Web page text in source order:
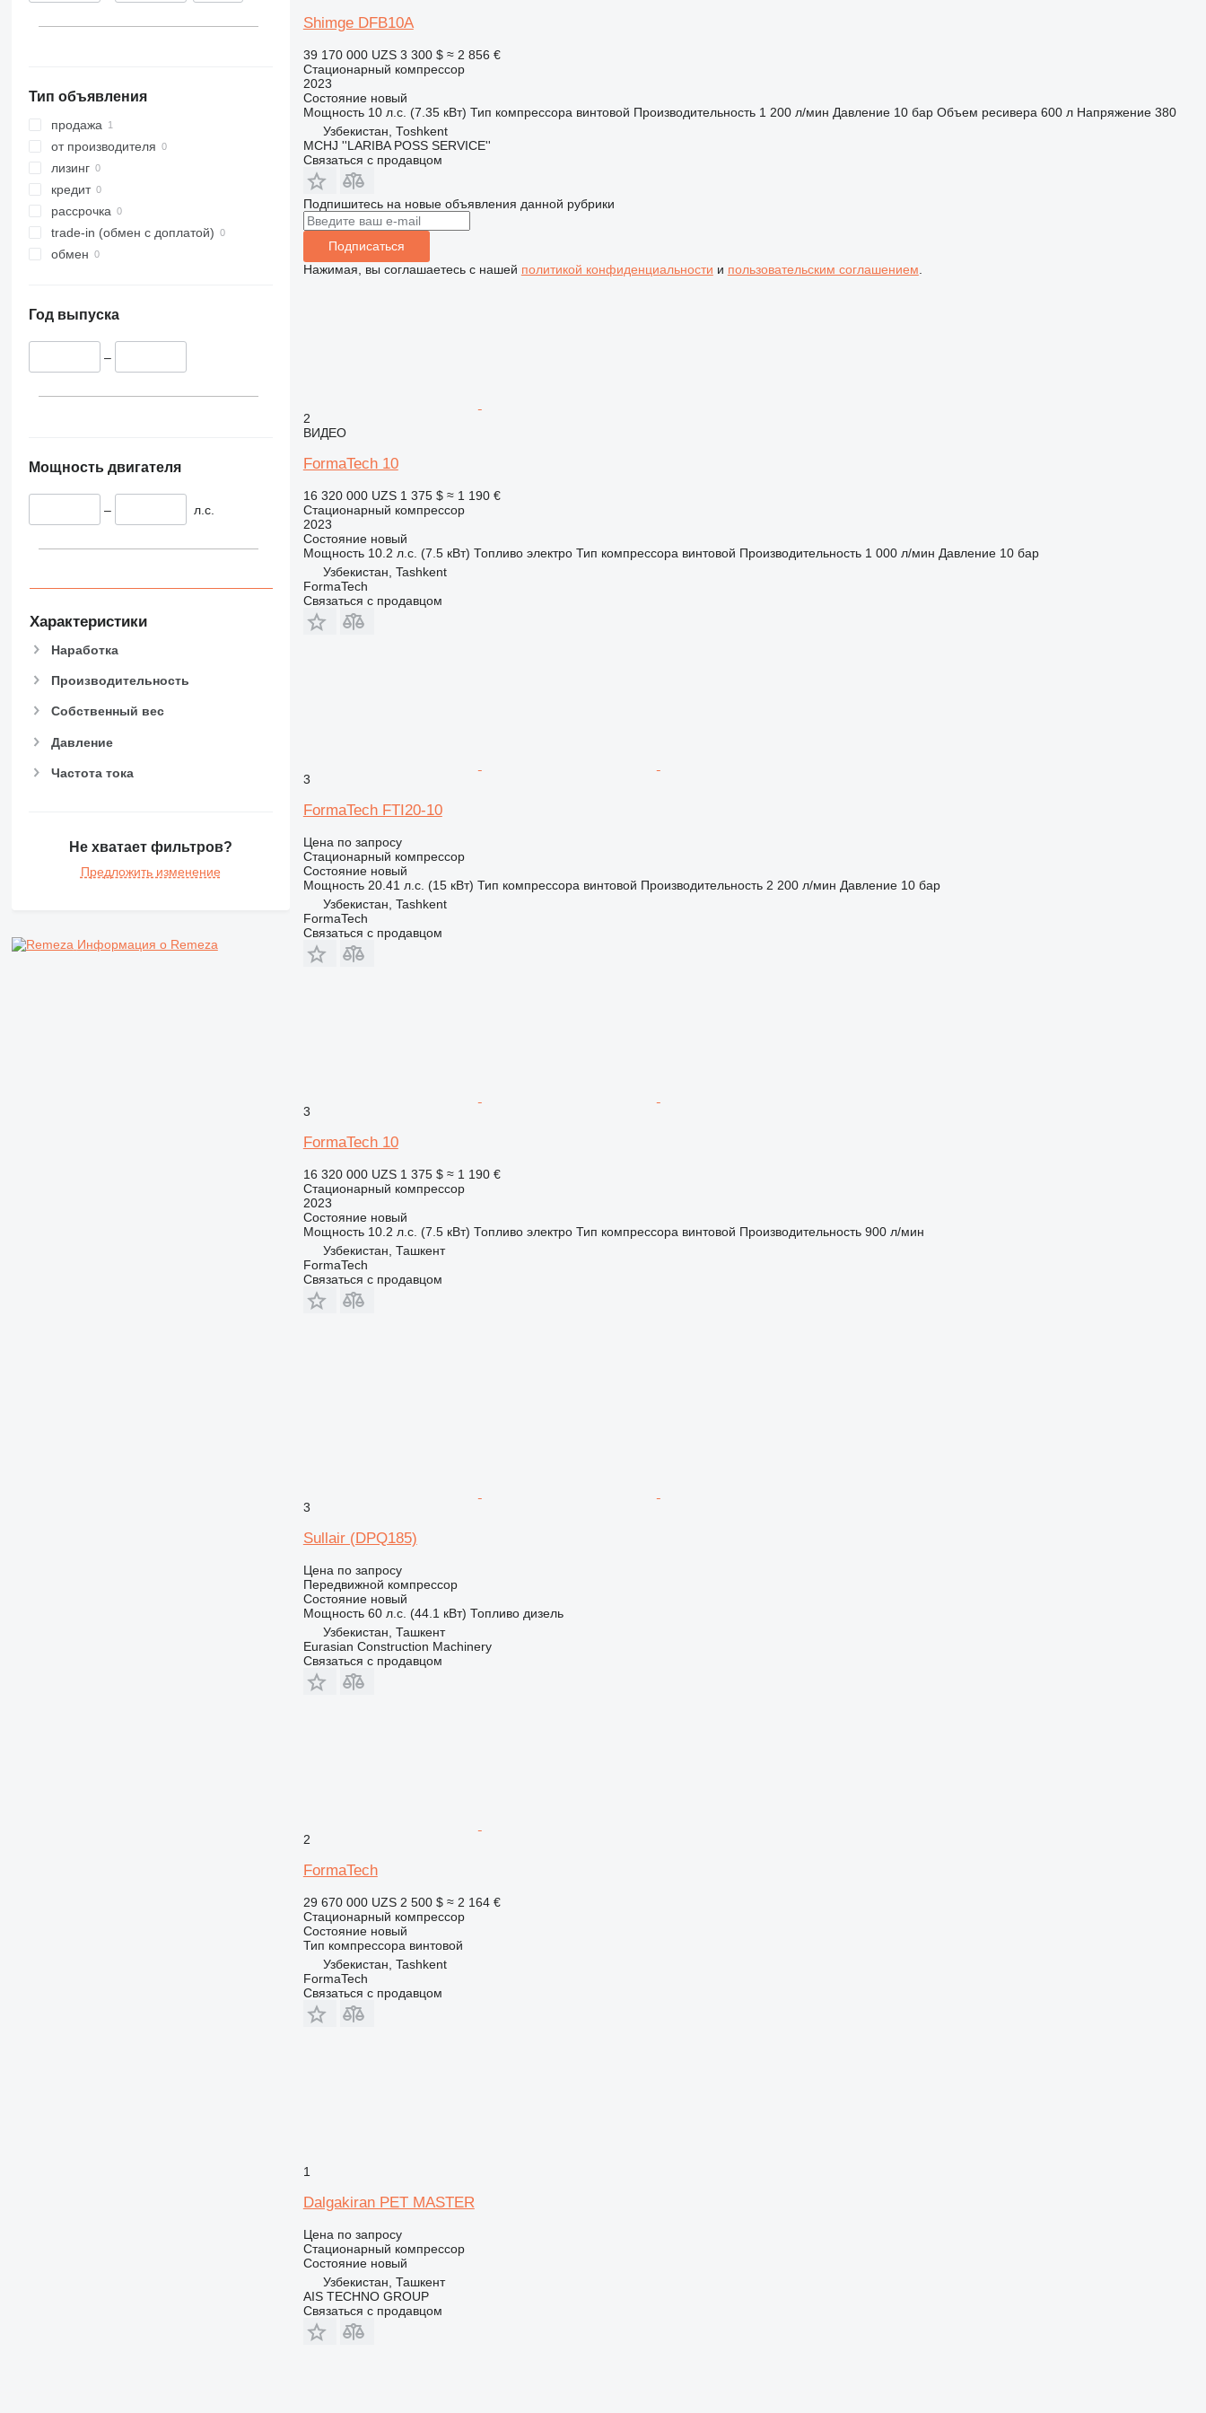
Тип объявления
продажа
от производителя
лизинг
кредит
рассрочка
trade-in (обмен с доплатой)
обмен
Год выпуска
–
Мощность двигателя
– л.с.
Характеристики
Наработка
Производительность
Собственный вес
Давление
Частота тока
Не хватает фильтров?
Предложить изменение
Информация о Remeza
Shimge DFB10A
39 170 000 UZS 3 300 $ ≈ 2 856 €
Стационарный компрессор
2023
Состояниеновый
Мощность 10 л.с. (7.35 кВт) Тип компрессора винтовой Производительность 1 200 л/мин Давление 10 бар Объем ресивера 600 л Напряжение 380
Узбекистан, Тоshkent
MCHJ ''LARIBA POSS SERVICE''
Связаться с продавцом
Подпишитесь на новые объявления данной рубрики
Подписаться
Нажимая, вы соглашаетесь с нашей политикой конфиденциальности и пользовательским соглашением
2
ВИДЕО
FormaTech 10
16 320 000 UZS 1 375 $ ≈ 1 190 €
Стационарный компрессор
2023
Состояниеновый
Мощность 10.2 л.с. (7.5 кВт) Топливо электро Тип компрессора винтовой Производительность 1 000 л/мин Давление 10 бар
Узбекистан, Tashkent
FormaTech
Связаться с продавцом
3
FormaTech FTI20-10
Цена по запросу
Стационарный компрессор
Состояниеновый
Мощность 20.41 л.с. (15 кВт) Тип компрессора винтовой Производительность 2 200 л/мин Давление 10 бар
Узбекистан, Tashkent
FormaTech
Связаться с продавцом
3
FormaTech 10
16 320 000 UZS 1 375 $ ≈ 1 190 €
Стационарный компрессор
2023
Состояниеновый
Мощность 10.2 л.с. (7.5 кВт) Топливо электро Тип компрессора винтовой Производительность 900 л/мин
Узбекистан, Ташкент
FormaTech
Связаться с продавцом
3
Sullair (DPQ185)
Цена по запросу
Передвижной компрессор
Состояниеновый
Мощность 60 л.с. (44.1 кВт) Топливо дизель
Узбекистан, Ташкент
Eurasian Construction Machinery
Связаться с продавцом
2
FormaTech
29 670 000 UZS 2 500 $ ≈ 2 164 €
Стационарный компрессор
Состояниеновый
Тип компрессора винтовой
Узбекистан, Tashkent
FormaTech
Связаться с продавцом
1
Dalgakiran PET MASTER
Цена по запросу
Стационарный компрессор
Состояниеновый
Узбекистан, Ташкент
AIS TECHNO GROUP
Связаться с продавцом